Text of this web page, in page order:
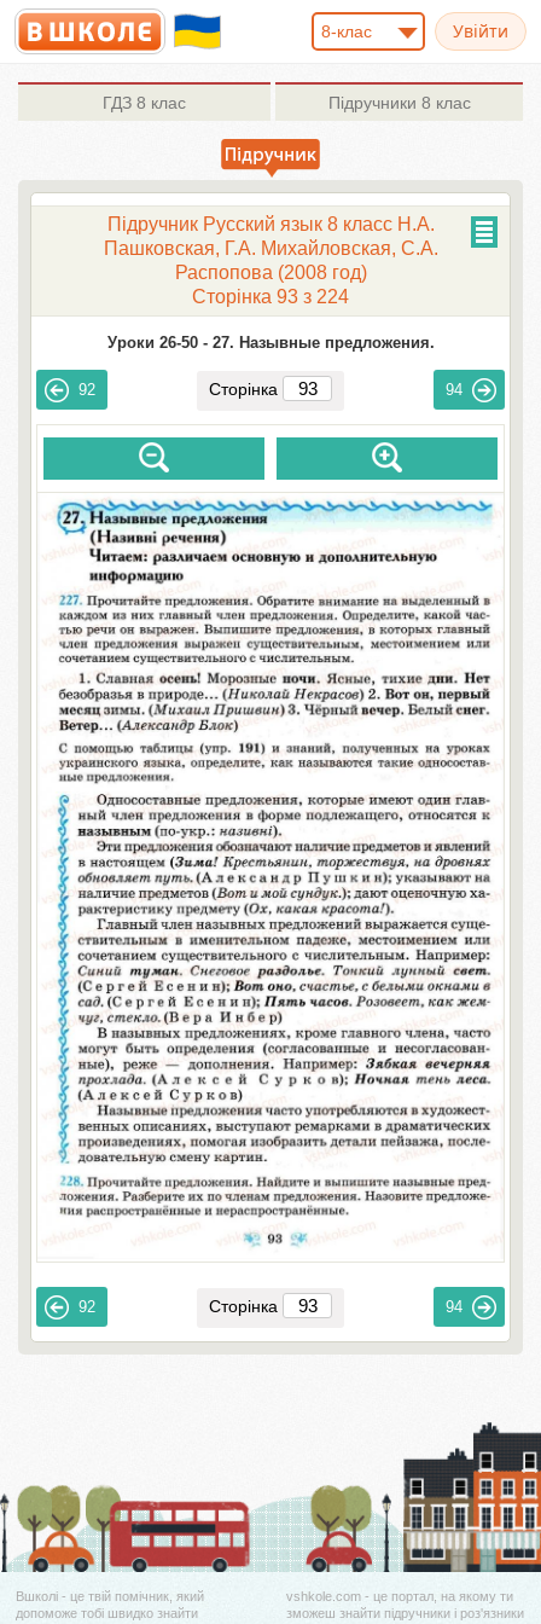
8-клас
ГДЗ 8 клас Підручники 8 клас
Підручник Русский язык 8 класc Н.А.
Пашковская, Г.А. Михайловская, С.А.
Распопова (2008 год)
Сторінка 93 з 224
Уроки 26-50 - 27. Назывные предложения.
92 Сторінка 94
92 Сторінка 94
Вшколі - це твій помічник, який
допоможе тобі швидко знайти
vshkole.com - це портал, на якому ти
зможеш знайти підручники і роз'язники